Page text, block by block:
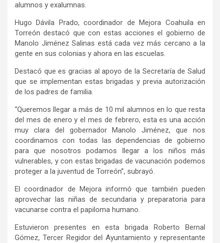
alumnos y exalumnas.
Hugo Dávila Prado, coordinador de Mejora Coahuila en
Torreón destacó que con estas acciones el gobierno de
Manolo Jiménez Salinas está cada vez más cercano a la
gente en sus colonias y ahora en las escuelas.
Destacó que es gracias al apoyo de la Secretaría de Salud
que se implementan estas brigadas y previa autorización
de los padres de familia.
“Queremos llegar a más de 10 mil alumnos en lo que resta
del mes de enero y el mes de febrero, esta es una acción
muy clara del gobernador Manolo Jiménez, que nos
coordinamos con todas las dependencias de gobierno
para que nosotros podamos llegar a los niños más
vulnerables, y con estas brigadas de vacunación podemos
proteger a la juventud de Torreón”, subrayó.
El coordinador de Mejora informó que también pueden
aprovechar las niñas de secundaria y preparatoria para
vacunarse contra el papiloma humano.
Estuvieron presentes en esta brigada Roberto Bernal
Gómez, Tercer Regidor del Ayuntamiento y representante